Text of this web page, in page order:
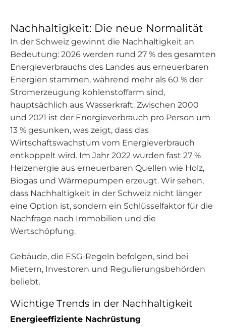
Nachhaltigkeit: Die neue Normalität
In der Schweiz gewinnt die Nachhaltigkeit an
Bedeutung: 2026 werden rund 27 % des gesamten
Energieverbrauchs des Landes aus erneuerbaren
Energien stammen, während mehr als 60 % der
Stromerzeugung kohlenstoffarm sind,
hauptsächlich aus Wasserkraft. Zwischen 2000
und 2021 ist der Energieverbrauch pro Person um
13 % gesunken, was zeigt, dass das
Wirtschaftswachstum vom Energieverbrauch
entkoppelt wird. Im Jahr 2022 wurden fast 27 %
Heizenergie aus erneuerbaren Quellen wie Holz,
Biogas und Wärmepumpen erzeugt. Wir sehen,
dass Nachhaltigkeit in der Schweiz nicht länger
eine Option ist, sondern ein Schlüsselfaktor für die
Nachfrage nach Immobilien und die
Wertschöpfung.
Gebäude, die ESG-Regeln befolgen, sind bei
Mietern, Investoren und Regulierungsbehörden
beliebt.
Wichtige Trends in der Nachhaltigkeit
Energieeffiziente Nachrüstung